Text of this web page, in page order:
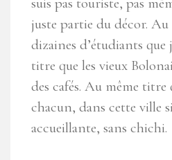
juste partie du décor.
dizaines d’étudiants que
titre que les vieux
des cafés. Au même
chacun, dans cette ville
accueillante, sans chichi.